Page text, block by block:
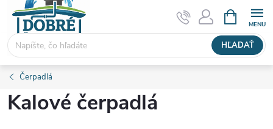
Prejsť
obsah
HĽADAŤ
KOŠÍK
Čerpadlá
Kalové čerpadlá